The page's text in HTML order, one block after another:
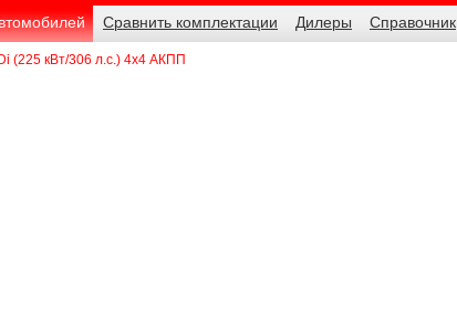
Сравнить комплектации Дилеры Справочник
(225 кВт/306 л.с.) 4x4 АКПП